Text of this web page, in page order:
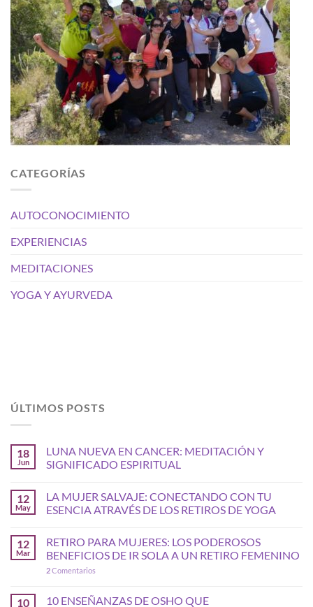
CATEGORÍAS
AUTOCONOCIMIENTO
EXPERIENCIAS
MEDITACIONES
YOGA Y AYURVEDA
ÚLTIMOS POSTS
18
Jun
LUNA NUEVA EN CANCER: MEDITACIÓN Y
SIGNIFICADO ESPIRITUAL
12
May
LA MUJER SALVAJE: CONECTANDO CON TU
ESENCIA ATRAVÉS DE LOS RETIROS DE YOGA
12
Mar
RETIRO PARA MUJERES: LOS PODEROSOS
BENEFICIOS DE IR SOLA A UN RETIRO FEMENINO
2Comentarios
10
10 ENSEÑANZAS DE OSHO QUE